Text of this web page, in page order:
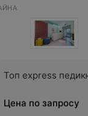
Топ express
Цена по запросу